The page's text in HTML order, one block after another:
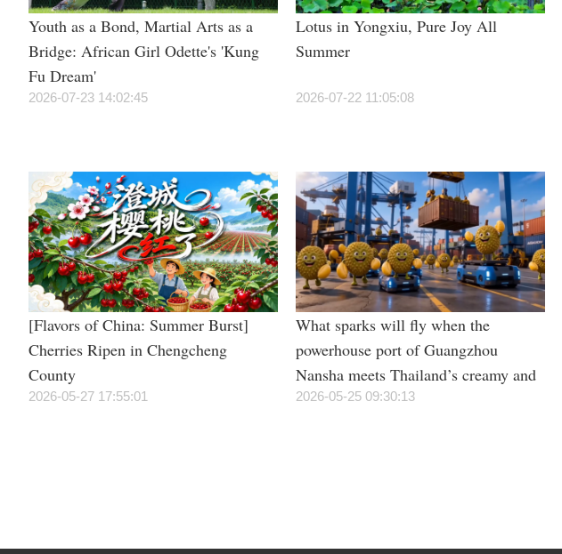
Youth as a Bond, Martial Arts as a
Bridge: African Girl Odette's 'Kung
Fu Dream'
2026-07-23 14:02:45
Lotus in Yongxiu, Pure Joy All
Summer
2026-07-22 11:05:08
[Flavors of China: Summer Burst]
Cherries Ripen in Chengcheng
County
2026-05-27 17:55:01
What sparks will fly when the
powerhouse port of Guangzhou
Nansha meets Thailand’s creamy and
irresistible “durian students”?
2026-05-25 09:30:13